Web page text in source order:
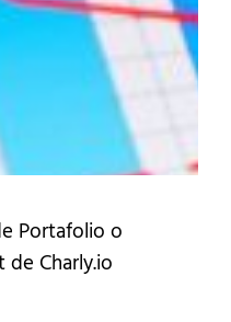
Portafolio o
Charly.io